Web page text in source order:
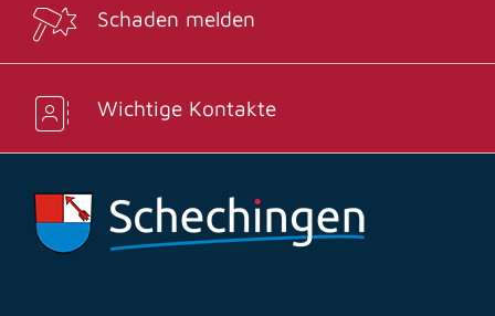
Schaden melden
Wichtige Kontakte